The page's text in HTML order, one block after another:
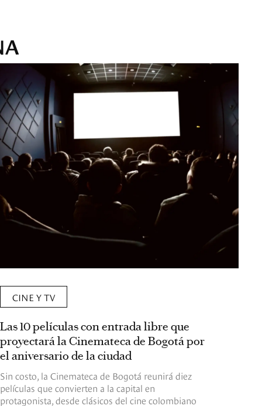
CINE Y TV
Las 10 películas con entrada libre que
proyectará la Cinemateca de Bogotá por
el aniversario de la ciudad
Sin costo, la Cinemateca de Bogotá reunirá diez
películas que convierten a la capital en
protagonista, desde clásicos del cine colombiano